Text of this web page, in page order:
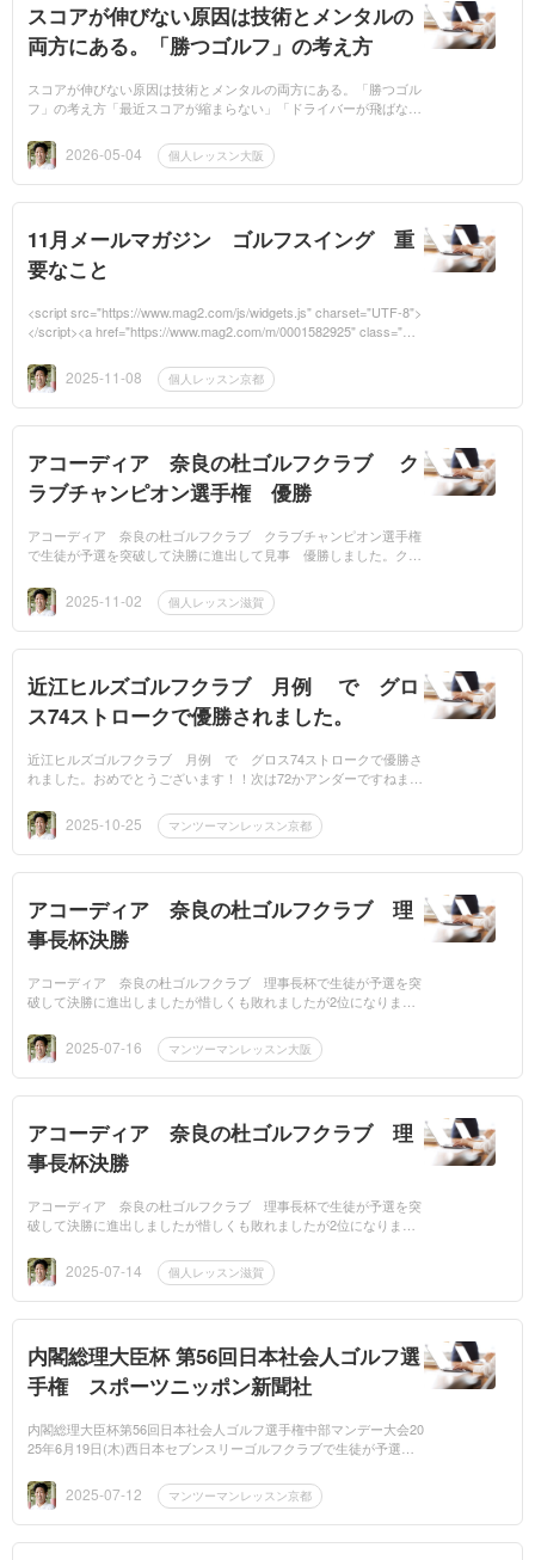
スコアが伸びない原因は技術とメンタルの
両方にある。「勝つゴルフ」の考え方
スコアが伸びない原因は技術とメンタルの両方にある。「勝つゴル
フ」の考え方「最近スコアが縮まらない」「ドライバーが飛ばな
こんなお悩みを抱え...
2026-05-04 個人レッスン大阪
11月メールマガジン ゴルフスイング 重
要なこと
<script src="https://www.mag2.com/js/widgets.js" charset="UTF-8">
</script><a href="https://www.mag2.com/m/0001582925" class="ma
2025-11-08 個人レッスン京都
アコーディア 奈良の杜ゴルフクラブ ク
ラブチャンピオン選手権 優勝
アコーディア 奈良の杜ゴルフクラブ クラブチャンピオン選手権
で生徒が予選を突破して決勝に進出して見事 優勝しました。クラ
し...
2025-11-02 個人レッスン滋賀
近江ヒルズゴルフクラブ 月例 で グロ
ス74ストロークで優勝されました。
近江ヒルズゴルフクラブ 月例 で グロス74ストロークで優勝さ
れました。おめでとうございます！！次は72かアンダーですねまだ
g2...
2025-10-25 マンツーマンレッスン京都
アコーディア 奈良の杜ゴルフクラブ 理
事長杯決勝
アコーディア 奈良の杜ゴルフクラブ 理事長杯で生徒が予選を突
破して決勝に進出しましたが惜しくも敗れましたが2位になりまし
が出... 2025-07-16 マンツーマンレッスン大阪
アコーディア 奈良の杜ゴルフクラブ 理
事長杯決勝
アコーディア 奈良の杜ゴルフクラブ 理事長杯で生徒が予選を突
破して決勝に進出しましたが惜しくも敗れましたが2位になりまし
が出... 2025-07-14 個人レッスン滋賀
内閣総理大臣杯 第56回日本社会人ゴルフ選
手権 スポーツニッポン新聞社
内閣総理大臣杯第56回日本社会人ゴルフ選手権中部マンデー大会20
25年6月19日(木)西日本セブンスリーゴルフクラブで生徒が予選を
2025-07-12 マンツーマンレッスン京都